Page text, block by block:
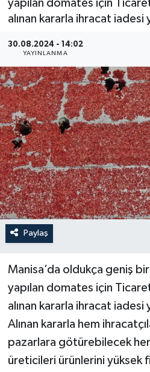
yapılan domates için
alınan kararla ihracat iadesi
30.08.2024 - 14:02
YAYINLANMA
Paylaş
Manisa’da oldukça geniş
yapılan domates için
alınan kararla ihracat iadesi
Alınan kararla hem
pazarlara götürebilecek
üreticileri ürünlerini yüksek
Programlar
YAŞAM